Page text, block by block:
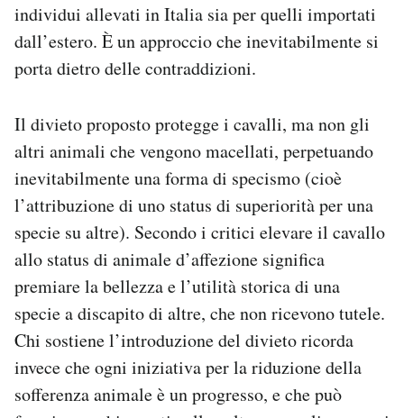
individui allevati in Italia sia per quelli importati
dall’estero. È un approccio che inevitabilmente si
porta dietro delle contraddizioni.
Il divieto proposto protegge i cavalli, ma non gli
altri animali che vengono macellati, perpetuando
inevitabilmente una forma di specismo (cioè
l’attribuzione di uno status di superiorità per una
specie su altre). Secondo i critici elevare il cavallo
allo status di animale d’affezione significa
premiare la bellezza e l’utilità storica di una
specie a discapito di altre, che non ricevono tutele.
Chi sostiene l’introduzione del divieto ricorda
invece che ogni iniziativa per la riduzione della
sofferenza animale è un progresso, e che può